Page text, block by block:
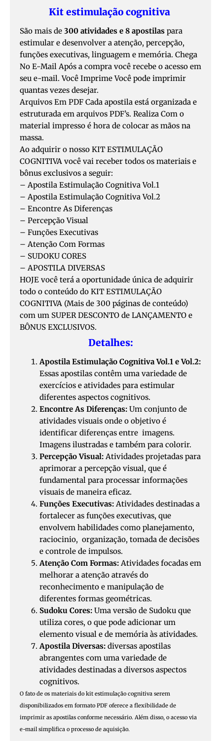
Kit estimulação cognitiva
São mais de 300 atividades e 8 apostilas para
estimular e desenvolver a atenção, percepção,
funções executivas, linguagem e memória. Chega
No E-Mail Após a compra você recebe o acesso em
seu e-mail. Você Imprime Você pode imprimir
quantas vezes desejar.
Arquivos Em PDF Cada apostila está organizada e
estruturada em arquivos PDF’s. Realiza Com o
material impresso é hora de colocar as mãos na
massa.
Ao adquirir o nosso KIT ESTIMULAÇÃO
COGNITIVA você vai receber todos os materiais e
bônus exclusivos a seguir:
– Apostila Estimulação Cognitiva Vol.1
– Apostila Estimulação Cognitiva Vol.2
– Encontre As Diferenças
– Percepção Visual
– Funções Executivas
– Atenção Com Formas
– SUDOKU CORES
– APOSTILA DIVERSAS
HOJE você terá a oportunidade única de adquirir
todo o conteúdo do KIT ESTIMULAÇÃO
COGNITIVA (Mais de 300 páginas de conteúdo)
com um SUPER DESCONTO de LANÇAMENTO e
BÔNUS EXCLUSIVOS.
Detalhes:
Apostila Estimulação Cognitiva Vol.1 e Vol.2:
Essas apostilas contêm uma variedade de
exercícios e atividades para estimular
diferentes aspectos cognitivos.
Encontre As Diferenças: Um conjunto de
atividades visuais onde o objetivo é
identificar diferenças entre imagens.
Imagens ilustradas e também para colorir.
Percepção Visual: Atividades projetadas para
aprimorar a percepção visual, que é
fundamental para processar informações
visuais de maneira eficaz.
Funções Executivas: Atividades destinadas a
fortalecer as funções executivas, que
envolvem habilidades como planejamento,
raciocinio, organização, tomada de decisões
e controle de impulsos.
Atenção Com Formas: Atividades focadas em
melhorar a atenção através do
reconhecimento e manipulação de
diferentes formas geométricas.
Sudoku Cores: Uma versão de Sudoku que
utiliza cores, o que pode adicionar um
elemento visual e de memória às atividades.
Apostila Diversas: diversas apostilas
abrangentes com uma variedade de
atividades destinadas a diversos aspectos
cognitivos.
O fato de os materiais do kit estimulação cognitiva serem
disponibilizados em formato PDF oferece a flexibilidade de
imprimir as apostilas conforme necessário. Além disso, o acesso via
e-mail simplifica o processo de aquisição.